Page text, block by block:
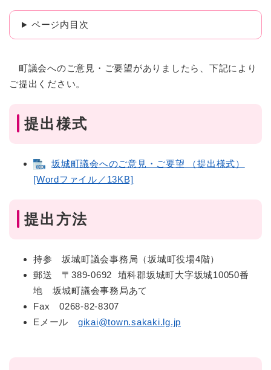
ページ内目次
町議会へのご意見・ご要望がありましたら、下記により
ご提出ください。
提出様式
坂城町議会へのご意見・ご要望 （提出様式）
[Wordファイル／13KB]
提出方法
持参 坂城町議会事務局（坂城町役場4階）
郵送 〒389-0692 埴科郡坂城町大字坂城10050番
地 坂城町議会事務局あて
Fax 0268-82-8307
Eメール gikai@town.sakaki.lg.jp